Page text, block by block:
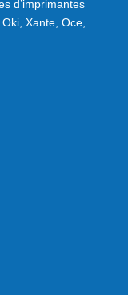
d’imprimantes
Xante, Oce,